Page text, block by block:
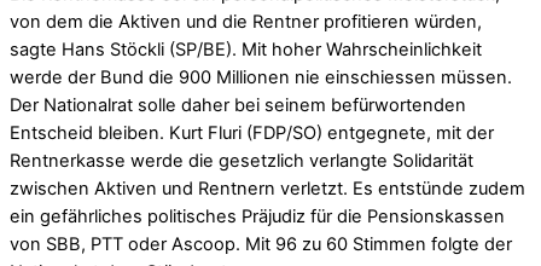
von dem die Aktiven und die Rentner profitieren würden,
sagte Hans Stöckli (SP/BE). Mit hoher Wahrscheinlichkeit
werde der Bund die 900 Millionen nie einschiessen müssen.
Der Nationalrat solle daher bei seinem befürwortenden
Entscheid bleiben. Kurt Fluri (FDP/SO) entgegnete, mit der
Rentnerkasse werde die gesetzlich verlangte Solidarität
zwischen Aktiven und Rentnern verletzt. Es entstünde zudem
ein gefährliches politisches Präjudiz für die Pensionskassen
von SBB, PTT oder Ascoop. Mit 96 zu 60 Stimmen folgte der